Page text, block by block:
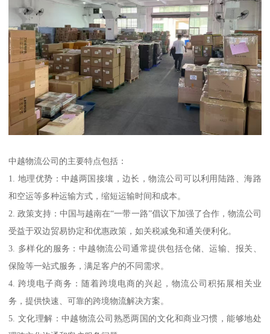
中越物流公司的主要特点包括：
1. 地理优势：中越两国接壤，边长，物流公司可以利用陆路、海路
和空运等多种运输方式，缩短运输时间和成本。
2. 政策支持：中国与越南在“一带一路”倡议下加强了合作，物流公司
受益于双边贸易协定和优惠政策，如关税减免和通关便利化。
3. 多样化的服务：中越物流公司通常提供包括仓储、运输、报关、
保险等一站式服务，满足客户的不同需求。
4. 跨境电子商务：随着跨境电商的兴起，物流公司积拓展相关业
务，提供快速、可靠的跨境物流解决方案。
5. 文化理解：中越物流公司熟悉两国的文化和商业习惯，能够地处